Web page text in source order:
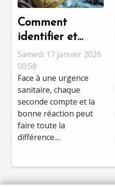
Comment
identifier et
réagir face à
une urgence
sanitaire ?
Samedi 17 janvier 2026
00:58
Face à une urgence
sanitaire, chaque
seconde compte et la
bonne réaction peut
faire toute la
différence....